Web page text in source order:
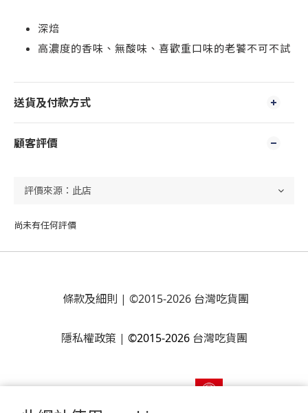
深焙
高濃度的香味、無酸味、喜歡重口味的老饕不可不試
送貨及付款方式
顧客評價
尚未有任何評價
條款及細則 | ©2015-2026 台灣吃貨團
隱私權政策 | ©2015-2026台灣吃貨團